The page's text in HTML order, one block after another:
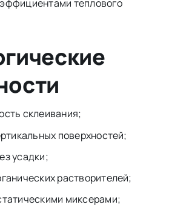
теплового
склеивания;
поверхностей;
усадки;
растворителей;
миксерами;